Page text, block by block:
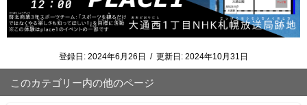
登録日: 2024年6月26日 / 更新日: 2024年10月31日
このカテゴリー内の他のページ